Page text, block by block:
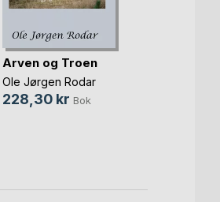
Arven og Troen
Ole Jørgen Rodar
228,30 kr Bok